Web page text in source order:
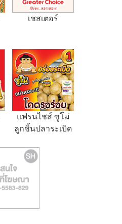
เชสเตอร์
แฟรนไชส์ ซูโม่
ลูกชิ้นปลาระเบิด